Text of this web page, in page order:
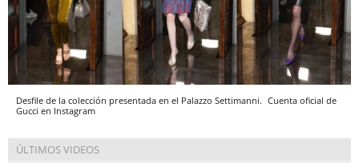
Desfile de la colección presentada en el Palazzo Settimanni. Cuenta oficial de
Gucci en Instagram